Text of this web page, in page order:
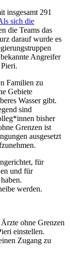
insgesamt 291
sich die
die Teams das
darauf wurde es
Angreifer
Familien zu
Gebiete
Wasser gibt.
sind
bisher
Grenzen ist
ausgesetzt
für
und für
werden.
ohne Grenzen
einstellen.
Zugang zu